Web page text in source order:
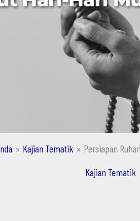
Kajian Tematik
Persiapan
Kajian Tematik